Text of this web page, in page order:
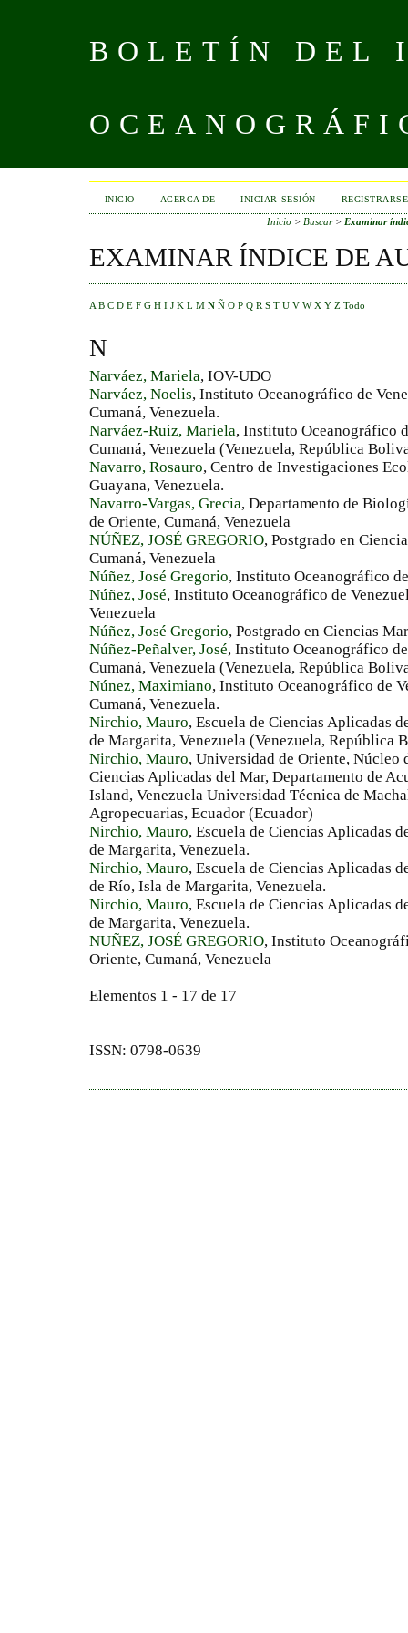
BOLETÍN DEL
INICIO ACERCA DE INICIAR SESIÓN REGISTRARSE
Inicio > Buscar> Examinar
EXAMINAR ÍNDICE DE
A B C D E F G H I J K L M N Ñ O P Q R S T U V W X Y Z Todo
N
Narváez, Mariela, IOV-UDO
Narváez, Noelis, Instituto Oceanográfico de
Cumaná, Venezuela.
Narváez-Ruiz, Mariela, Instituto Oceanográfico
Cumaná, Venezuela (Venezuela, República
Navarro, Rosauro, Centro de Investigaciones
Guayana, Venezuela.
Navarro-Vargas, Grecia, Departamento de
de Oriente, Cumaná, Venezuela
NÚÑEZ, JOSÉ GREGORIO, Postgrado en
Cumaná, Venezuela
Núñez, José Gregorio, Instituto Oceanográfico
Núñez, José, Instituto Oceanográfico de
Venezuela
Núñez, José Gregorio, Postgrado en Ciencias
Núñez-Peñalver, José, Instituto Oceanográfico
Cumaná, Venezuela (Venezuela, República
Núnez, Maximiano, Instituto Oceanográfico de
Cumaná, Venezuela.
Nirchio, Mauro, Escuela de Ciencias Aplicadas
de Margarita, Venezuela (Venezuela, República
Nirchio, Mauro, Universidad de Oriente, Núcleo
Ciencias Aplicadas del Mar, Departamento de
Island, Venezuela Universidad Técnica de
Agropecuarias, Ecuador (Ecuador)
Nirchio, Mauro, Escuela de Ciencias Aplicadas
de Margarita, Venezuela.
Nirchio, Mauro, Escuela de Ciencias Aplicadas
de Río, Isla de Margarita, Venezuela.
Nirchio, Mauro, Escuela de Ciencias Aplicadas
de Margarita, Venezuela.
NUÑEZ, JOSÉ GREGORIO, Instituto
Oriente, Cumaná, Venezuela
Elementos 1 - 17 de 17
ISSN: 0798-0639